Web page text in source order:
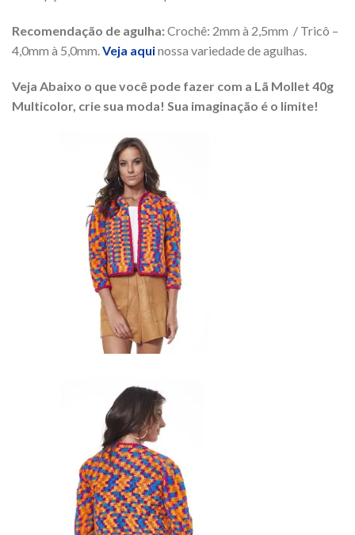
Recomendação de agulha:Crochê: 2mm à 2,5mm / Tricô –
4,0mm à 5,0mm. Veja aquinossa variedade de agulhas.
Veja Abaixo o que você pode fazer com a Lã Mollet 40g
Multicolor, crie sua moda! Sua imaginação é o limite!